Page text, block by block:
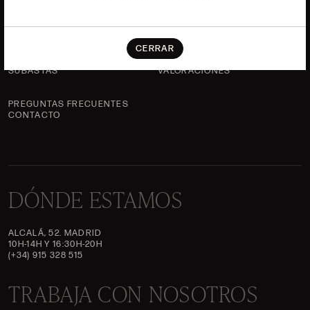
CERRAR
GALERÍA
SUBASTAS
VALORACIONES
PREGUNTAS FRECUENTES
CONTACTO
DÓNDE ESTAMOS
ALCALÁ, 52. MADRID
10H-14H Y 16:30H-20H
(+34) 915 328 515
TRABAJA CON NOSOTROS